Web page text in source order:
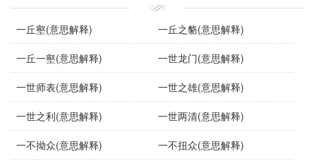
一丘壑(意思解释) 一丘之貉(意思解释)
一丘一壑(意思解释) 一世龙门(意思解释)
一世师表(意思解释) 一世之雄(意思解释)
一世之利(意思解释) 一世两清(意思解释)
一不拗众(意思解释) 一不扭众(意思解释)